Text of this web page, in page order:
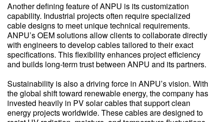
Another defining feature of ANPU is its customization
capability. Industrial projects often require specialized
cable designs to meet unique technical requirements.
ANPU’s OEM solutions allow clients to collaborate directly
with engineers to develop cables tailored to their exact
specifications. This flexibility enhances project efficiency
and builds long-term trust between ANPU and its partners.
Sustainability is also a driving force in ANPU’s vision. With
the global shift toward renewable energy, the company has
invested heavily in PV solar cables that support clean
energy projects worldwide. These cables are designed to